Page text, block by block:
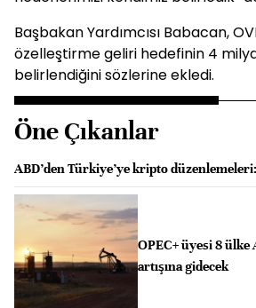
Başbakan Yardımcısı Babacan,
özelleştirme geliri hedefinin 4
belirlendiğini sözlerine ekledi.
Öne Çıkanlar
ABD’den Türkiye’ye kripto
OPEC+ üyesi 8
artışına gidecek